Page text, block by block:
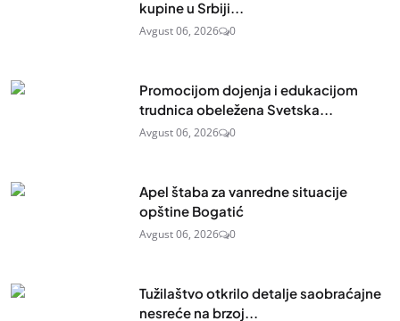
kupine u Srbiji...
Avgust 06, 2026 0
Promocijom dojenja i edukacijom
trudnica obeležena Svetska...
Avgust 06, 2026 0
Apel štaba za vanredne situacije
opštine Bogatić
Avgust 06, 2026 0
Tužilaštvo otkrilo detalje saobraćajne
nesreće na brzoj...